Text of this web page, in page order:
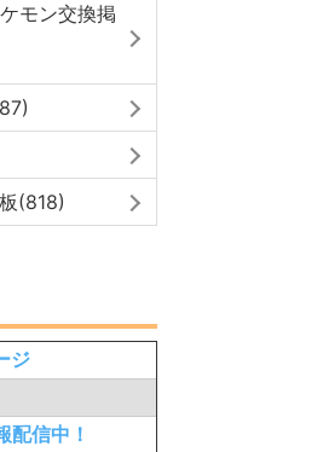
モン交換掲
(818)
ジ
配信中！